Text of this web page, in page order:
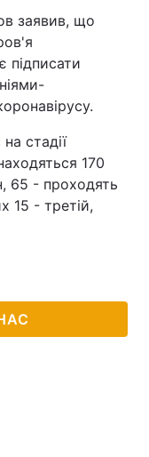
заявив, що
підписати
стадії
170
65 - проходять
15 - третій,